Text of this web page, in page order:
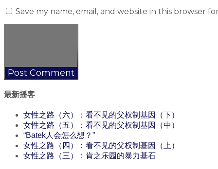
Save my name, email, and website in this browser
最新播客
女性之路（六）：看不见的父权制基因（下）
女性之路（五）：看不见的父权制基因（中）
“Batek人会怎么想？”
女性之路（四）：看不见的父权制基因（上）
女性之路（三）：肯之乐园的暴力基石